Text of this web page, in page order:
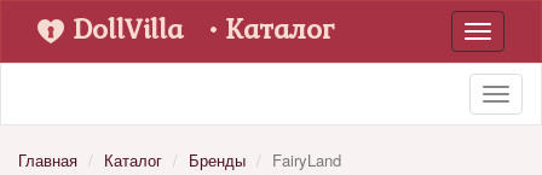
Toggle
DollVilla • Каталог
Главная Каталог Бренды FairyLand